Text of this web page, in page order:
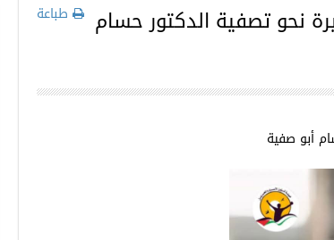
طباعة
نحو تصفية الدكتور حسام
أبو صفية